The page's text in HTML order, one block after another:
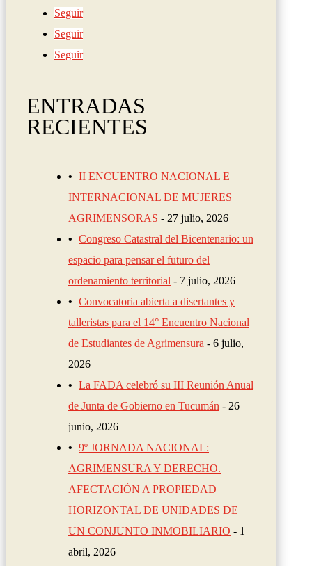
Seguir
Seguir
Seguir
ENTRADAS
RECIENTES
II ENCUENTRO NACIONAL E
INTERNACIONAL DE MUJERES
AGRIMENSORAS
27 julio, 2026
Congreso Catastral del Bicentenario: un
espacio para pensar el futuro del
ordenamiento territorial
7 julio, 2026
Convocatoria abierta a disertantes y
talleristas para el 14° Encuentro Nacional
de Estudiantes de Agrimensura
6 julio,
2026
La FADA celebró su III Reunión Anual
de Junta de Gobierno en Tucumán
26
junio, 2026
9º JORNADA NACIONAL:
AGRIMENSURA Y DERECHO.
AFECTACIÓN A PROPIEDAD
HORIZONTAL DE UNIDADES DE
UN CONJUNTO INMOBILIARIO
1
abril, 2026